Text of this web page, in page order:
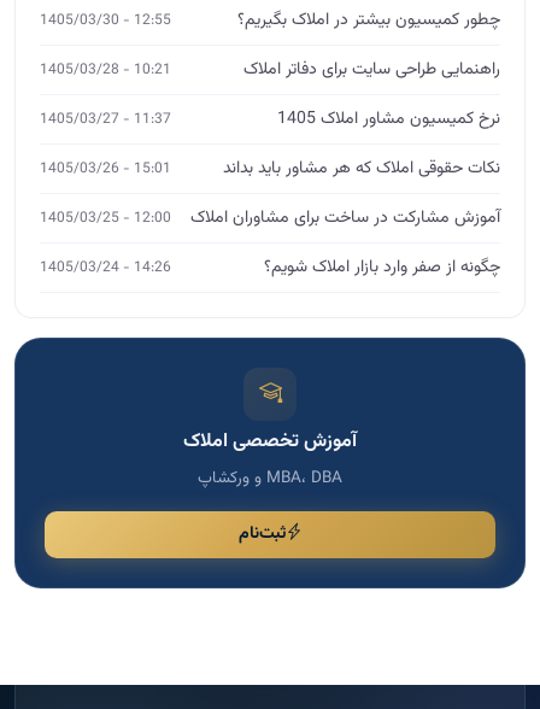
چطور کمیسیون بیشتر در املاک بگیریم؟ 12:55 - 1405/03/30
راهنمایی طراحی سایت برای دفاتر املاک 10:21 - 1405/03/28
نرخ کمیسیون مشاور املاک 1405 11:37 - 1405/03/27
نکات حقوقی املاک که هر مشاور باید بداند 15:01 - 1405/03/26
آموزش مشارکت در ساخت برای مشاوران املاک 12:00 - 1405/03/25
چگونه از صفر وارد بازار املاک شویم؟ 14:26 - 1405/03/24
آموزش تخصصی املاک
MBA، DBA و ورکشاپ
ثبت‌نام